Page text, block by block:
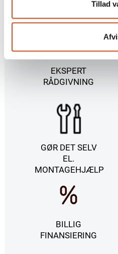
Tillad
EKSPERT
RÅDGIVNING
GØR DET SELV
EL.
MONTAGEHJÆLP
BILLIG
FINANSIERING